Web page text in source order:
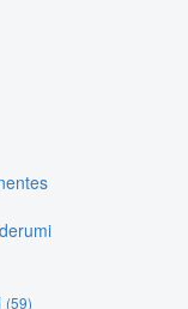
(59)